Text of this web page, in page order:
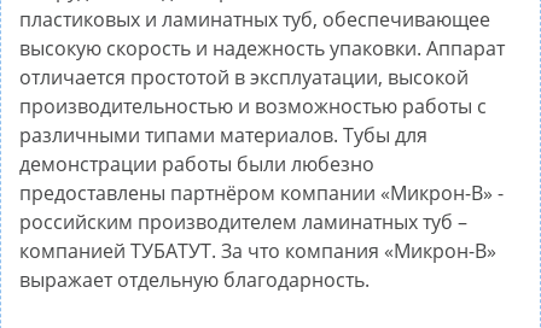
пластиковых и ламинатных туб, обеспечивающее
высокую скорость и надежность упаковки. Аппарат
отличается простотой в эксплуатации, высокой
производительностью и возможностью работы с
различными типами материалов. Тубы для
демонстрации работы были любезно
предоставлены партнёром компании «Микрон-В» -
российским производителем ламинатных туб –
компанией ТУБАТУТ. За что компания «Микрон-В»
выражает отдельную благодарность.